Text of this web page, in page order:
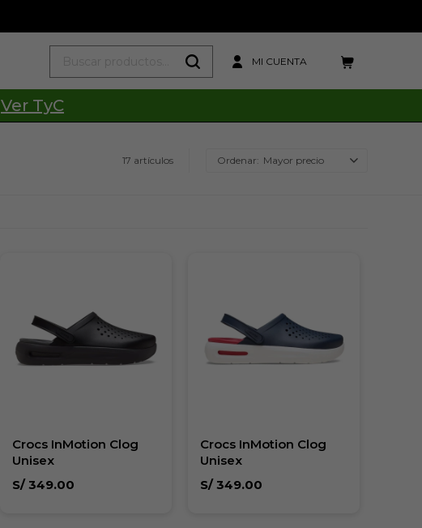
Ver TyC
17 artículos Mayor precio
Crocs InMotion Clog
Unisex
S/ 349.00
Crocs InMotion Clog
Unisex
S/ 349.00